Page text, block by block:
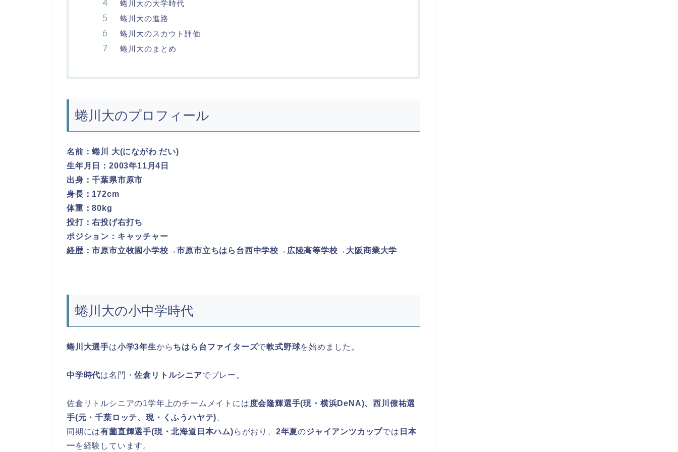
蜷川大の大学時代
蜷川大の進路
蜷川大のスカウト評価
蜷川大のまとめ
蜷川大のプロフィール
名前：蜷川 大(にながわ だい)
生年月日：2003年11月4日
出身：千葉県市原市
身長：172cm
体重：80kg
投打：右投げ右打ち
ポジション：キャッチャー
経歴：市原市立牧園小学校→市原市立ちはら台西中学校 →広陵高等学校→大阪商業大学
蜷川大の小中学時代
蜷川大選手は小学3年生からちはら台ファイターズで軟式野球を始めました。
中学時代は名門・佐倉リトルシニアでプレー。
佐倉リトルシニアの1学年上のチームメイトには 度会隆輝選手(現・横浜DeNA)、西川僚祐選
手(元・千葉ロッテ、現・くふうハヤテ)
同期には有薗直輝選手(現・北海道日本ハム)らがおり、 2年夏のジャイアンツカップでは 日本
一を経験しています。